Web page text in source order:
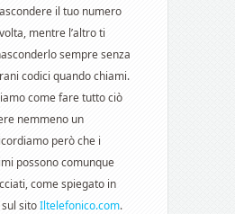
il tuo numero
mentre l’altro ti
sempre senza
codici quando chiami.
come fare tutto ciò
nemmeno un
però che i
possono comunque
come spiegato in
sitoIltelefonico.com.